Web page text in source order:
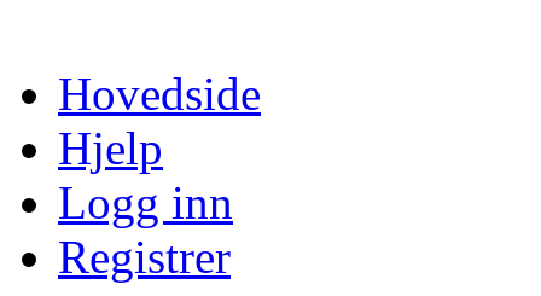
Hovedside
Hjelp
Logg inn
Registrer